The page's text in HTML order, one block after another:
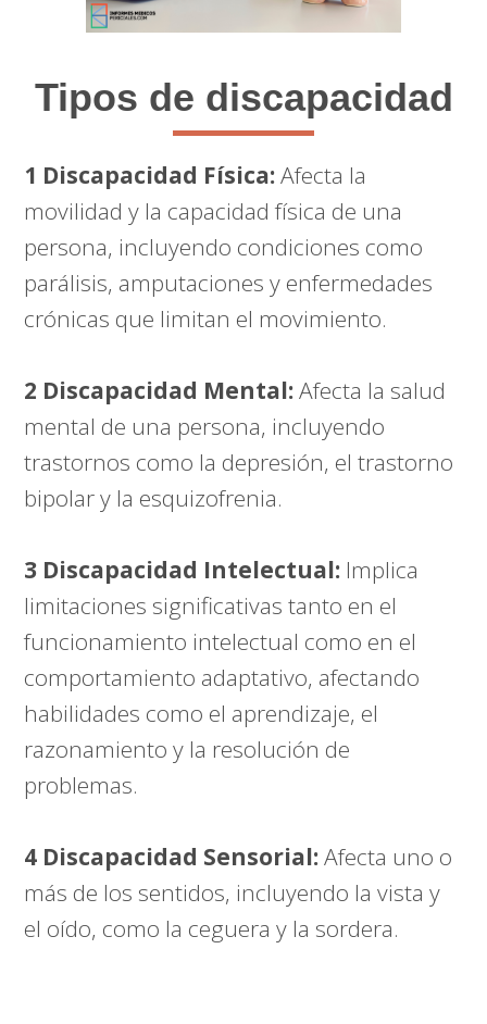
Tipos de discapacidad
1 Discapacidad Física:Afecta la
movilidad y la capacidad física de una
persona, incluyendo condiciones como
parálisis, amputaciones y enfermedades
crónicas que limitan el movimiento.
2 Discapacidad Mental:Afecta la salud
mental de una persona, incluyendo
trastornos como la depresión, el trastorno
bipolar y la esquizofrenia.
3 Discapacidad Intelectual: Implica
limitaciones significativas tanto en el
funcionamiento intelectual como en el
comportamiento adaptativo, afectando
habilidades como el aprendizaje, el
razonamiento y la resolución de
problemas.
4 Discapacidad Sensorial:Afecta uno o
más de los sentidos, incluyendo la vista y
el oído, como la ceguera y la sordera.